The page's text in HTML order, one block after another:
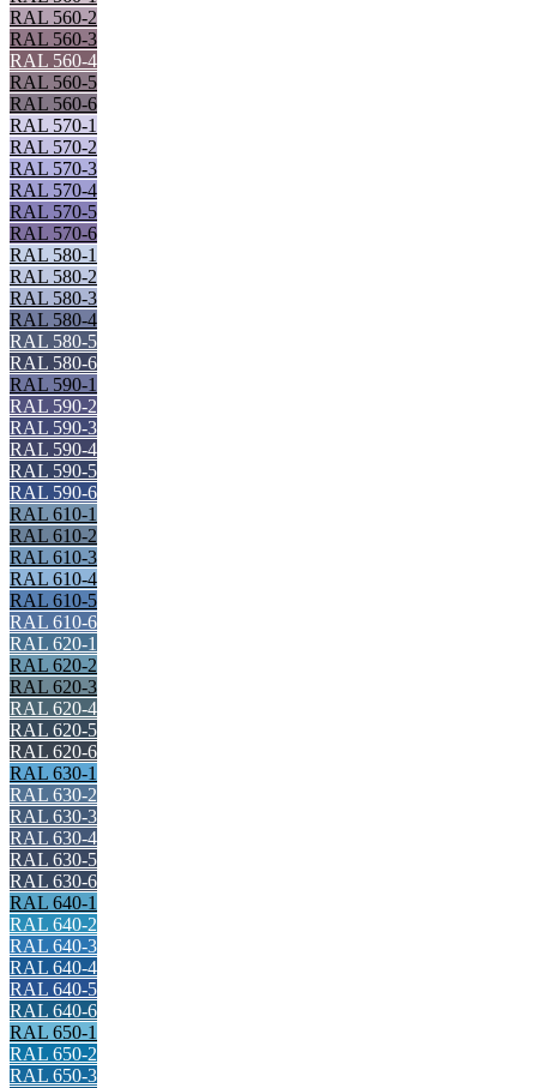
RAL 560-2
RAL 560-3
RAL 560-4
RAL 560-5
RAL 560-6
RAL 570-1
RAL 570-2
RAL 570-3
RAL 570-4
RAL 570-5
RAL 570-6
RAL 580-1
RAL 580-2
RAL 580-3
RAL 580-4
RAL 580-5
RAL 580-6
RAL 590-1
RAL 590-2
RAL 590-3
RAL 590-4
RAL 590-5
RAL 590-6
RAL 610-1
RAL 610-2
RAL 610-3
RAL 610-4
RAL 610-5
RAL 610-6
RAL 620-1
RAL 620-2
RAL 620-3
RAL 620-4
RAL 620-5
RAL 620-6
RAL 630-1
RAL 630-2
RAL 630-3
RAL 630-4
RAL 630-5
RAL 630-6
RAL 640-1
RAL 640-2
RAL 640-3
RAL 640-4
RAL 640-5
RAL 640-6
RAL 650-1
RAL 650-2
RAL 650-3